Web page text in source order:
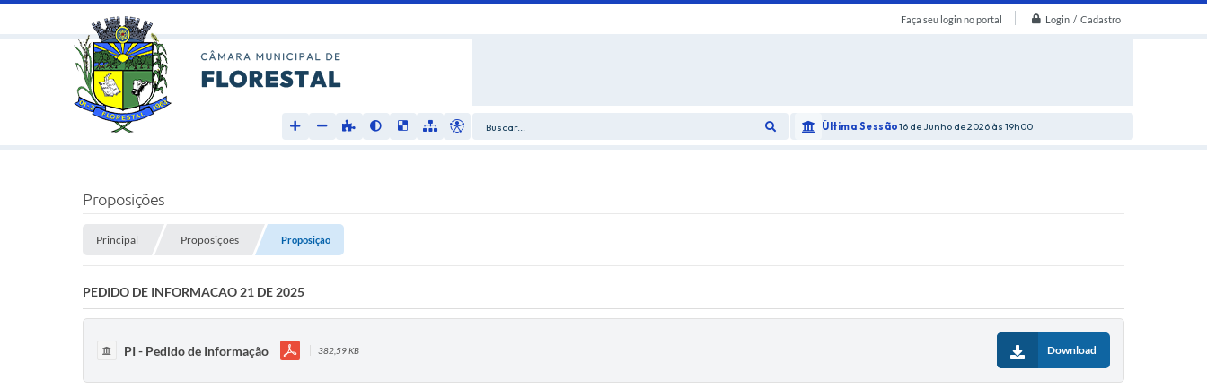
Faça seu login no portal Login / Cadastro
Buscar... Última Sessão16 de Junho de 2026 19h00
Proposições
Principal Proposições Proposição
PEDIDO DE INFORMACAO 21 DE 2025
PI - Pedido de Informação 382,59 KB Download